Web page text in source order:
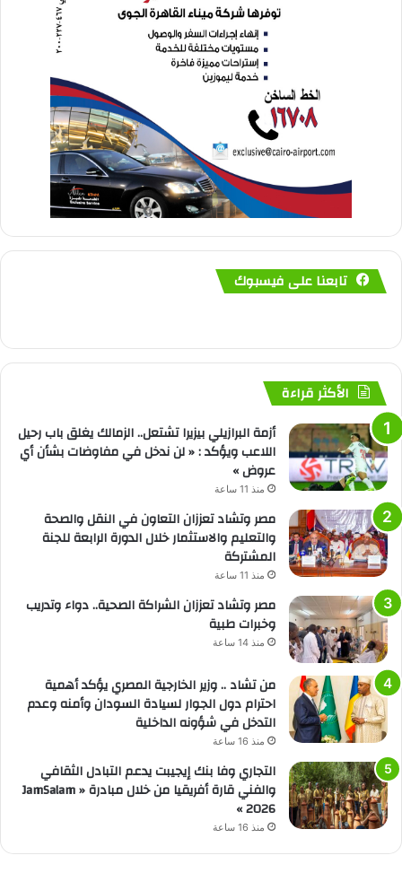
تابعنا على فيسبوك
الأكثر قراءة
أزمة البرازيلي بيزيرا تشتعل.. الزمالك يغلق باب رحيل
اللاعب ويؤكد : « لن ندخل في مفاوضات بشأن أي
عروض »
منذ 11 ساعة
مصر وتشاد تعززان التعاون في النقل والصحة
والتعليم والاستثمار خلال الدورة الرابعة للجنة
المشتركة
منذ 11 ساعة
مصر وتشاد تعززان الشراكة الصحية.. دواء وتدريب
وخبرات طبية
منذ 14 ساعة
من تشاد .. وزير الخارجية المصري يؤكد أهمية
احترام دول الجوار لسيادة السودان وأمنه وعدم
التدخل في شؤونه الداخلية
منذ 16 ساعة
التجاري وفا بنك إيجيبت يدعم التبادل الثقافي
والفني قارة أفريقيا من خلال مبادرة « JamSalam
2026 »
منذ 16 ساعة